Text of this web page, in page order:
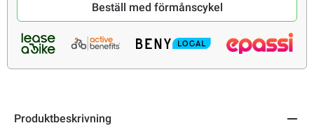
Beställ med förmånscykel
Produktbeskrivning